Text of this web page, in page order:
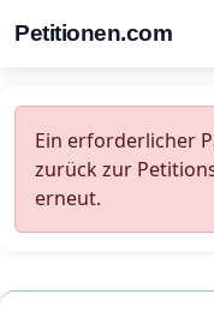
Petitionen.com
Ein erforderlicher
zurück zur
erneut.